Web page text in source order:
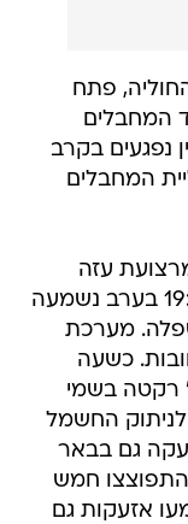
פתח
המחבלים
נפגעים בקרב
המחבלים
עזה
לעבר ישראל. דקות לפני השעה 19:00 בערב נשמעה
מערכת
כשעה
רקטה בשמי
החשמל
גם בבאר
חמש
אזעקות גם